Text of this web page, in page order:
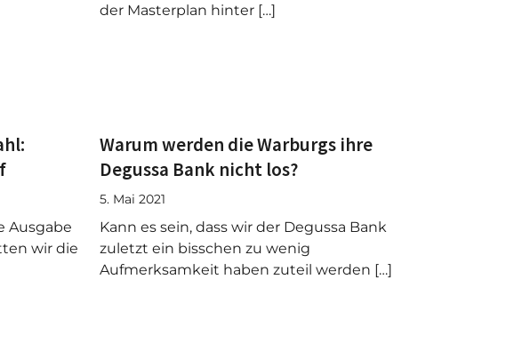
der Masterplan hinter […]
Ausgabe
wir die
Warum werden die Warburgs ihre
Degussa Bank nicht los?
5. Mai 2021
Kann es sein, dass wir der Degussa Bank
zuletzt ein bisschen zu wenig
Aufmerksamkeit haben zuteil werden […]